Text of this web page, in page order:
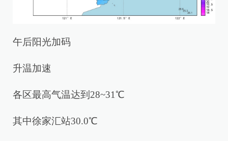
午后阳光加码
升温加速
各区最高气温达到28~31℃
其中徐家汇站30.0℃